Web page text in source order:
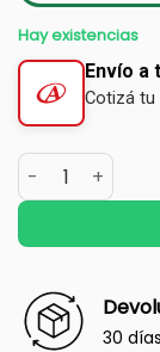
Hay existencias
Envío a
Cotizá tu
30